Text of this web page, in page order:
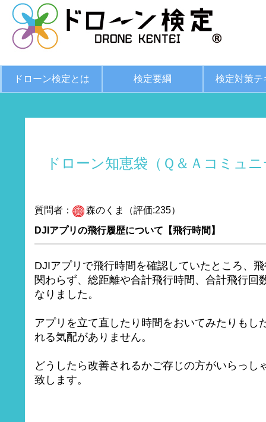
ドローン検定とは 検定要綱 検定対策テ
ドローン知恵袋（Ｑ＆Ａコミュ
質問者：
森のくま（評価:235）
DJIアプリの飛行履歴について【飛行時間】
DJIアプリで飛行時間を確認していたところ、
関わらず、総距離や合計飛行時間、合計飛行回
なりました。
アプリを立て直したり時間をおいてみたりもし
れる気配がありません。
どうしたら改善されるかご存じの方がいらっし
致します。